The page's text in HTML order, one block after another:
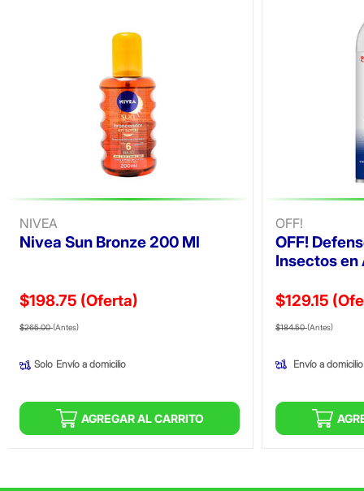
NIVEA
Nivea Sun Bronze 200 Ml
$198.75 (Oferta)
Precio reducido de
$265.00(Antes)(Oferta)
Solo Envío a domicilio
AGREGAR AL CARRITO
OFF!
OFF!
Insectos en
$129.15
Precio
$184.50(Antes)
Envío a domicilio